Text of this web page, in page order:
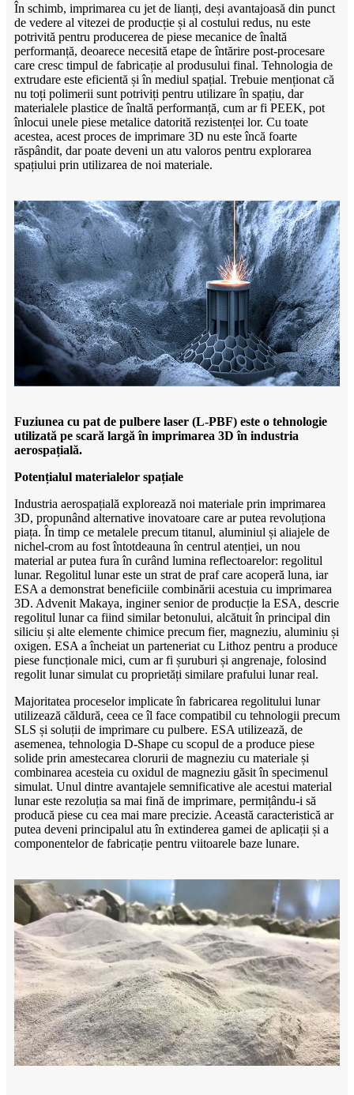
În schimb, imprimarea cu jet de lianți, deși avantajoasă din punct
de vedere al vitezei de producție și al costului redus, nu este
potrivită pentru producerea de piese mecanice de înaltă
performanță, deoarece necesită etape de întărire post-procesare
care cresc timpul de fabricație al produsului final. Tehnologia de
extrudare este eficientă și în mediul spațial. Trebuie menționat că
nu toți polimerii sunt potriviți pentru utilizare în spațiu, dar
materialele plastice de înaltă performanță, cum ar fi PEEK, pot
înlocui unele piese metalice datorită rezistenței lor. Cu toate
acestea, acest proces de imprimare 3D nu este încă foarte
răspândit, dar poate deveni un atu valoros pentru explorarea
spațiului prin utilizarea de noi materiale.
Fuziunea cu pat de pulbere laser (L-PBF) este o tehnologie
utilizată pe scară largă în imprimarea 3D în industria
aerospațială.
Potențialul materialelor spațiale
Industria aerospațială explorează noi materiale prin imprimarea
3D, propunând alternative inovatoare care ar putea revoluționa
piața. În timp ce metalele precum titanul, aluminiul și aliajele de
nichel-crom au fost întotdeauna în centrul atenției, un nou
material ar putea fura în curând lumina reflectoarelor: regolitul
lunar. Regolitul lunar este un strat de praf care acoperă luna, iar
ESA a demonstrat beneficiile combinării acestuia cu imprimarea
3D. Advenit Makaya, inginer senior de producție la ESA, descrie
regolitul lunar ca fiind similar betonului, alcătuit în principal din
siliciu și alte elemente chimice precum fier, magneziu, aluminiu și
oxigen. ESA a încheiat un parteneriat cu Lithoz pentru a produce
piese funcționale mici, cum ar fi șuruburi și angrenaje, folosind
regolit lunar simulat cu proprietăți similare prafului lunar real.
Majoritatea proceselor implicate în fabricarea regolitului lunar
utilizează căldură, ceea ce îl face compatibil cu tehnologii precum
SLS și soluții de imprimare cu pulbere. ESA utilizează, de
asemenea, tehnologia D-Shape cu scopul de a produce piese
solide prin amestecarea clorurii de magneziu cu materiale și
combinarea acesteia cu oxidul de magneziu găsit în specimenul
simulat. Unul dintre avantajele semnificative ale acestui material
lunar este rezoluția sa mai fină de imprimare, permițându-i să
producă piese cu cea mai mare precizie. Această caracteristică ar
putea deveni principalul atu în extinderea gamei de aplicații și a
componentelor de fabricație pentru viitoarele baze lunare.